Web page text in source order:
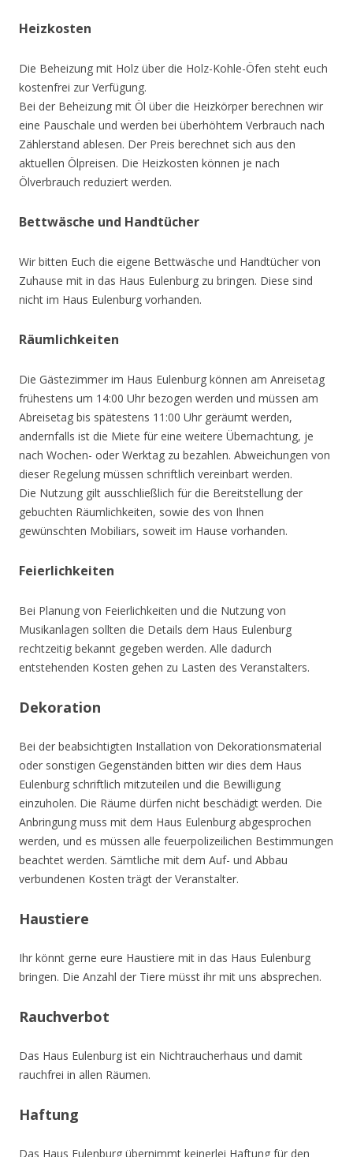
Heizkosten
Die Beheizung mit Holz über die Holz-Kohle-Öfen steht euch
kostenfrei zur Verfügung.
Bei der Beheizung mit Öl über die Heizkörper berechnen wir
eine Pauschale und werden bei überhöhtem Verbrauch nach
Zählerstand ablesen. Der Preis berechnet sich aus den
aktuellen Ölpreisen. Die Heizkosten können je nach
Ölverbrauch reduziert werden.
Bettwäsche und Handtücher
Wir bitten Euch die eigene Bettwäsche und Handtücher von
Zuhause mit in das Haus Eulenburg zu bringen. Diese sind
nicht im Haus Eulenburg vorhanden.
Räumlichkeiten
Die Gästezimmer im Haus Eulenburg können am Anreisetag
frühestens um 14:00 Uhr bezogen werden und müssen am
Abreisetag bis spätestens 11:00 Uhr geräumt werden,
andernfalls ist die Miete für eine weitere Übernachtung, je
nach Wochen- oder Werktag zu bezahlen. Abweichungen von
dieser Regelung müssen schriftlich vereinbart werden.
Die Nutzung gilt ausschließlich für die Bereitstellung der
gebuchten Räumlichkeiten, sowie des von Ihnen
gewünschten Mobiliars, soweit im Hause vorhanden.
Feierlichkeiten
Bei Planung von Feierlichkeiten und die Nutzung von
Musikanlagen sollten die Details dem Haus Eulenburg
rechtzeitig bekannt gegeben werden. Alle dadurch
entstehenden Kosten gehen zu Lasten des Veranstalters.
Dekoration
Bei der beabsichtigten Installation von Dekorationsmaterial
oder sonstigen Gegenständen bitten wir dies dem Haus
Eulenburg schriftlich mitzuteilen und die Bewilligung
einzuholen. Die Räume dürfen nicht beschädigt werden. Die
Anbringung muss mit dem Haus Eulenburg abgesprochen
werden, und es müssen alle feuerpolizeilichen Bestimmungen
beachtet werden. Sämtliche mit dem Auf- und Abbau
verbundenen Kosten trägt der Veranstalter.
Haustiere
Ihr könnt gerne eure Haustiere mit in das Haus Eulenburg
bringen. Die Anzahl der Tiere müsst ihr mit uns absprechen.
Rauchverbot
Das Haus Eulenburg ist ein Nichtraucherhaus und damit
rauchfrei in allen Räumen.
Haftung
Das Haus Eulenburg übernimmt keinerlei Haftung für den